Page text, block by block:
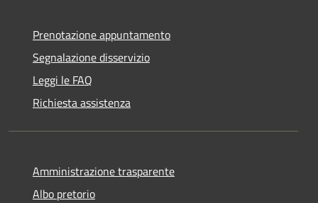
Prenotazione appuntamento
Segnalazione disservizio
Leggi le FAQ
Richiesta assistenza
Amministrazione trasparente
Albo pretorio